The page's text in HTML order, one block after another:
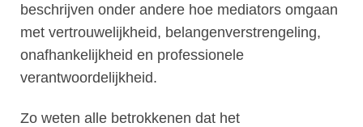
beschrijven onder andere hoe mediators omgaan
met vertrouwelijkheid, belangenverstrengeling,
onafhankelijkheid en professionele
verantwoordelijkheid.
Zo weten alle betrokkenen dat het